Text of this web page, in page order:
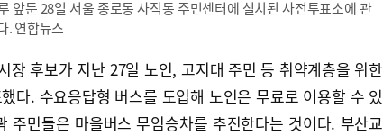
앞둔 28일 서울 종로동 사직동 주민센터에 설치된 사전투표소에 관
. 연합뉴스
장 후보가 지난 27일 노인, 고지대 주민 등 취약계층을 위한
다. 수요응답형 버스를 도입해 노인은 무료로 이용할 수 있
주민들은 마을버스 무임승차를 추진한다는 것이다. 부산교